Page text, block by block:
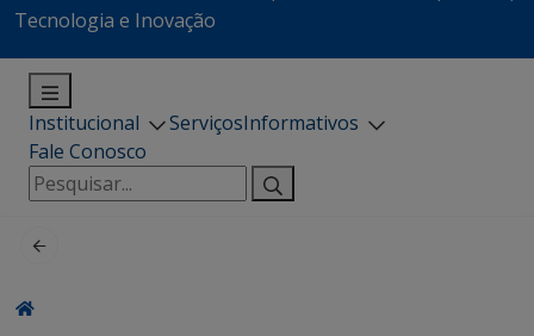
Tecnologia e Inovação
Institucional ServiçosInformativos
Fale Conosco
Pesquisar
por: